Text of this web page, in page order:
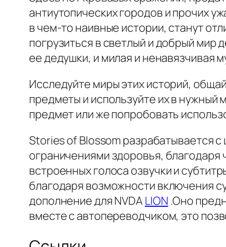
антиутопических городов и прочих
в чем-то наивные истории, станут
погрузиться в светлый и добрый мир
ее дедушки, и милая и ненавязчивая
Исследуйте миры этих историй,
предметы и используйте их в
предмет или же попробовать
Stories of Blossom разрабатывается
ограничениями здоровья,
встроенных голоса озвучки и
благодаря возможности включения
дополнение для NVDA LION .Оно
вместе с автопереводчиком, это